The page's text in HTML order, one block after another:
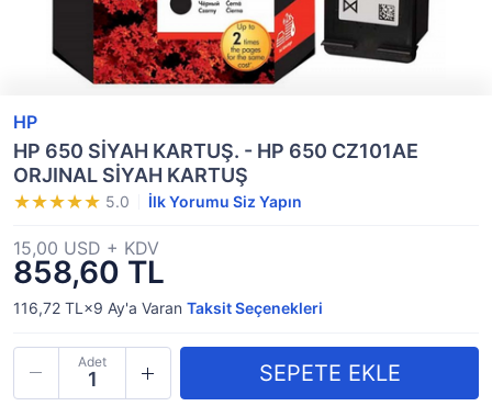
HP
HP 650 SİYAH KARTUŞ. - HP 650 CZ101AE
ORJINAL SİYAH KARTUŞ
5.0 İlk Yorumu Siz Yapın
858,60 TL
15,00 USD + KDV
116,72 TL×9 Ay'a Varan Taksit Seçenekleri
Adet